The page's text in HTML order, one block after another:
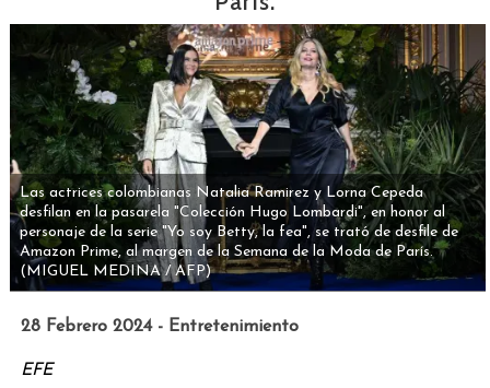
Las actrices colombianas Natalia Ramirez y Lorna Cepeda
desfilan en la pasarela "Colección Hugo Lombardi", en honor al
personaje de la serie "Yo soy Betty, la fea", se trató de desfile de
Amazon Prime, al margen de la Semana de la Moda de París.
(MIGUEL MEDINA / AFP)
28 Febrero 2024 - Entretenimiento
EFE